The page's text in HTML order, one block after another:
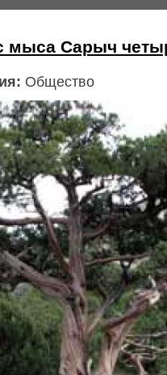
мыса Сарыч
Общество